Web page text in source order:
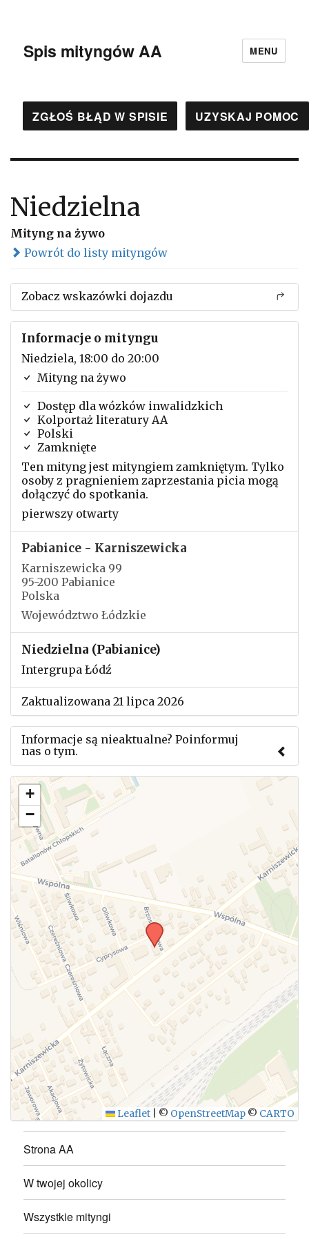
Spis mityngów AA MENU
ZGŁOŚ BŁĄD W SPISIE UZYSKAJ POMOC
Niedzielna
Mityng na żywo
Powrót do listy mityngów
Zobacz wskazówki dojazdu
Informacje o mityngu
Niedziela, 18:00 do 20:00
Mityng na żywo
Dostęp dla wózków inwalidzkich
Kolportaż literatury AA
Polski
Zamknięte
Ten mityng jest mityngiem zamkniętym. Tylko
osoby z pragnieniem zaprzestania picia mogą
dołączyć do spotkania.
pierwszy otwarty
Pabianice - Karniszewicka
Karniszewicka 99
95-200 Pabianice
Polska
Województwo Łódzkie
Niedzielna (Pabianice)
Intergrupa Łódź
Zaktualizowana 21 lipca 2026
Informacje są nieaktualne? Poinformuj
nas o tym.
Użyj tego formularza aby przesłać informację o
zmianach w powyższym mityngu.
WYŚLIJ
+
−
Leaflet © OpenStreetMap © CARTO
Strona AA
W twojej okolicy
Wszystkie mityngi